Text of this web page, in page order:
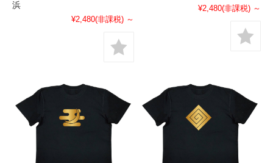
浜
¥2,480(非課税) ～
¥2,480(非課税) ～